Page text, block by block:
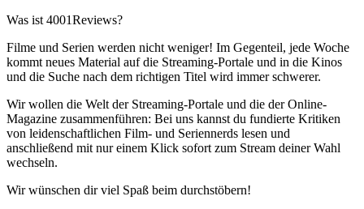
Was ist 4001Reviews?
Filme und Serien werden nicht weniger! Im Gegenteil, jede Woche
kommt neues Material auf die Streaming-Portale und in die Kinos
und die Suche nach dem richtigen Titel wird immer schwerer.
Wir wollen die Welt der Streaming-Portale und die der Online-
Magazine zusammenführen: Bei uns kannst du fundierte Kritiken
von leidenschaftlichen Film- und Seriennerds lesen und
anschließend mit nur einem Klick sofort zum Stream deiner Wahl
wechseln.
Wir wünschen dir viel Spaß beim durchstöbern!